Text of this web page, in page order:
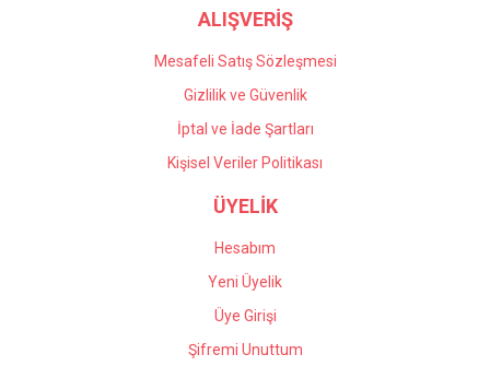
ALIŞVERİŞ
Mesafeli Satış Sözleşmesi
Gizlilik ve Güvenlik
İptal ve İade Şartları
Kişisel Veriler Politikası
ÜYELİK
Hesabım
Yeni Üyelik
Üye Girişi
Şifremi Unuttum